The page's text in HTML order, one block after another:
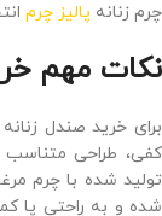
چرم زنانه پالیز چرم
نکات مهم
برای خرید صندل
کفی، طراحی
تولید شده با چرم
شده و به راحتی پا